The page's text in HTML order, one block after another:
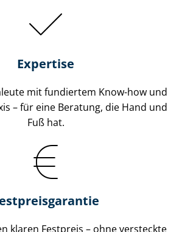
Expertise
mit fundiertem Know-how und
– für eine Beratung, die Hand und
Fuß hat.
klaren Festpreis – ohne versteckte